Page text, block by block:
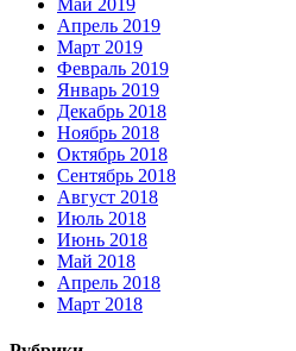
Май 2019
Апрель 2019
Март 2019
Февраль 2019
Январь 2019
Декабрь 2018
Ноябрь 2018
Октябрь 2018
Сентябрь 2018
Август 2018
Июль 2018
Июнь 2018
Май 2018
Апрель 2018
Март 2018